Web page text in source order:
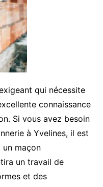
qui nécessite
connaissance
Si vous avez besoin
à Yvelines, il est
un maçon
un travail de
et des